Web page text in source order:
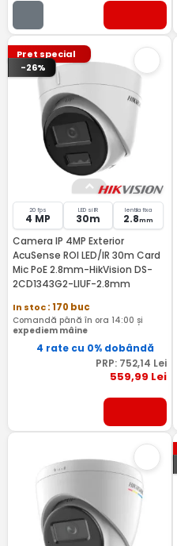
Pret special
-26%
20 fps
4 MP
LED si IR
30m
lentila fixa
2.8mm
Camera IP 4MP Exterior
AcuSense ROI LED/IR 30m Card
Mic PoE 2.8mm-HikVision DS-
2CD1343G2-LIUF-2.8mm
In stoc: 170 buc
Comandă până în ora 14:00 și
expediem mâine
4 rate cu 0% dobândă
PRP: 752,14 Lei
559,99 Lei